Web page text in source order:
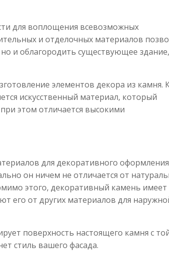
для воплощения всевозможных
и отделочных материалов
и облагородить существующее здание,
элементов декора из камня.
искусственный материал, который
этом отличается высокими
для декоративного оформления
он ничем не отличается от
этого, декоративный камень имеет
его от других материалов для
поверхность настоящего камня с
стиль вашего фасада.